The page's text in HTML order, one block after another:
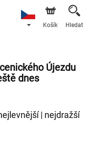
Košík Hledat
Újezdu
dnes
| nejdražší